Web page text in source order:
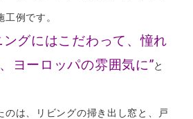
例です。
ングにはこだわって、憧れ
ヨーロッパの雰囲気に”と
のは、リビングの掃き出し窓と、戸